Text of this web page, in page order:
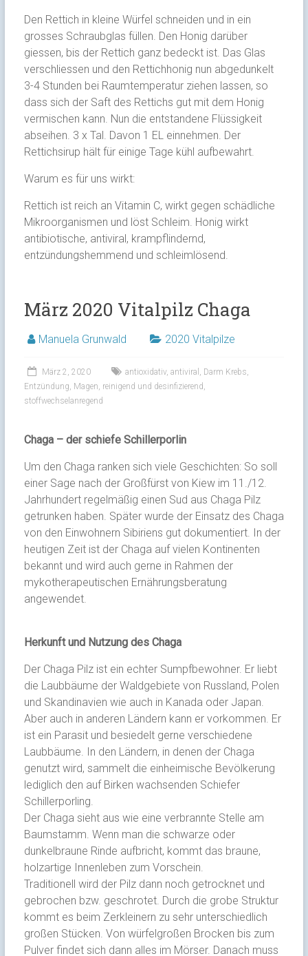
Den Rettich in kleine Würfel schneiden und in ein
grosses Schraubglas füllen. Den Honig darüber
giessen, bis der Rettich ganz bedeckt ist. Das Glas
verschliessen und den Rettichhonig nun abgedunkelt
3-4 Stunden bei Raumtemperatur ziehen lassen, so
dass sich der Saft des Rettichs gut mit dem Honig
vermischen kann. Nun die entstandene Flüssigkeit
abseihen. 3 x Tal. Davon 1 EL einnehmen. Der
Rettichsirup hält für einige Tage kühl aufbewahrt.
Warum es für uns wirkt:
Rettich ist reich an Vitamin C, wirkt gegen schädliche
Mikroorganismen und löst Schleim. Honig wirkt
antibiotische, antiviral, krampflindernd,
entzündungshemmend und schleimlösend.
März 2020 Vitalpilz Chaga
Manuela Grunwald 2020 Vitalpilze
März 2, 2020 antioxidativ, antiviral Darm Krebs
Entzündung Magen reinigend und desinfizierend
stoffwechselanregend
Chaga – der schiefe Schillerporlin
Um den Chaga ranken sich viele Geschichten: So soll
einer Sage nach der Großfürst von Kiew im 11./12.
Jahrhundert regelmäßig einen Sud aus Chaga Pilz
getrunken haben. Später wurde der Einsatz des Chaga
von den Einwohnern Sibiriens gut dokumentiert. In der
heutigen Zeit ist der Chaga auf vielen Kontinenten
bekannt und wird auch gerne in Rahmen der
mykotherapeutischen Ernährungsberatung
angewendet.
Herkunft und Nutzung des Chaga
Der Chaga Pilz ist ein echter Sumpfbewohner. Er liebt
die Laubbäume der Waldgebiete von Russland, Polen
und Skandinavien wie auch in Kanada oder Japan.
Aber auch in anderen Ländern kann er vorkommen. Er
ist ein Parasit und besiedelt gerne verschiedene
Laubbäume. In den Ländern, in denen der Chaga
genutzt wird, sammelt die einheimische Bevölkerung
lediglich den auf Birken wachsenden Schiefer
Schillerporling.
Der Chaga sieht aus wie eine verbrannte Stelle am
Baumstamm. Wenn man die schwarze oder
dunkelbraune Rinde aufbricht, kommt das braune,
holzartige Innenleben zum Vorschein.
Traditionell wird der Pilz dann noch getrocknet und
gebrochen bzw. geschrotet. Durch die grobe Struktur
kommt es beim Zerkleinern zu sehr unterschiedlich
großen Stücken. Von würfelgroßen Brocken bis zum
Pulver findet sich dann alles im Mörser. Danach muss